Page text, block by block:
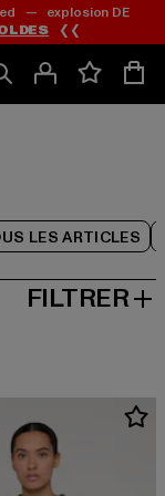
— explosion DE
❮❮
LES ARTICLES
FILTRER